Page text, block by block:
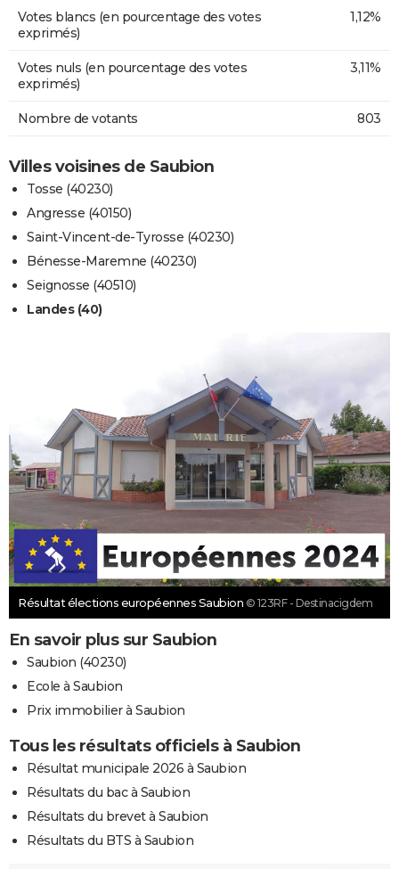
Votes blancs (en pourcentage des votes
exprimés)
1,12%
Votes nuls (en pourcentage des votes
exprimés)
3,11%
Nombre de votants 803
Villes voisines de Saubion
Tosse (40230)
Angresse (40150)
Saint-Vincent-de-Tyrosse (40230)
Bénesse-Maremne (40230)
Seignosse (40510)
Landes (40)
Résultat élections européennes Saubion © 123RF - Destinacigdem
En savoir plus sur Saubion
Saubion (40230)
Ecole à Saubion
Prix immobilier à Saubion
Tous les résultats officiels à Saubion
Résultat municipale 2026 à Saubion
Résultats du bac à Saubion
Résultats du brevet à Saubion
Résultats du BTS à Saubion